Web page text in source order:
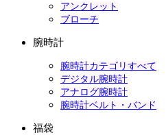
アンクレット
ブローチ
腕時計
腕時計カテゴリすべて
デジタル腕時計
アナログ腕時計
腕時計ベルト・バンド
福袋